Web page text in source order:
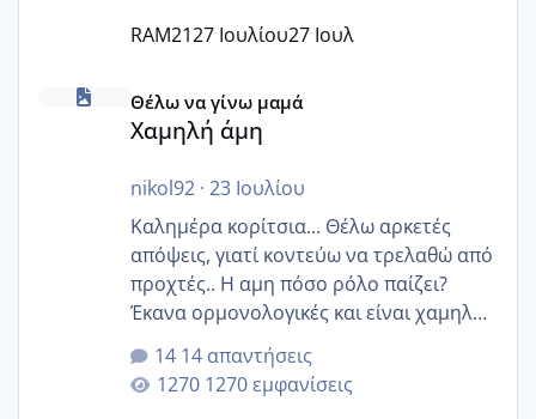
RAM2127 Ιουλίου27 Ιουλ
Χαμηλή άμη
Θέλω να γίνω μαμά
Χαμηλή άμη
nikol92· 23 Ιουλίου
Καλημέρα κορίτσια... Θέλω αρκετές
απόψεις, γιατί κοντεύω να τρελαθώ από
προχτές.. Η αμη πόσο ρόλο παίζει?
Έκανα ορμονολογικές και είναι χαμηλή
για την ηλικία μου.. Είχα ήδη μια
εγκυμοσύνη, που έπρεπε να τερματιστεί
στην 27η εβδομάδα και προσπαθώ 7
14 απαντήσεις
1270 εμφανίσεις